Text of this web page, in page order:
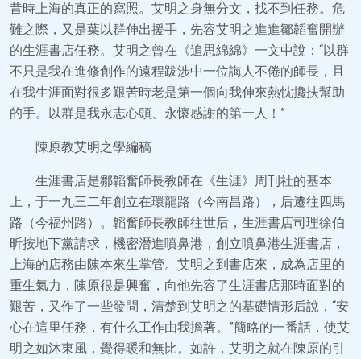
昔時上海的真正的寫照。艾明之身無分文，找不到任務。危
難之際，又是葉以群伸出援手，先容艾明之進進鄒韜奮開辦
的生涯書店任務。艾明之曾在《追思綿綿》一文中說：“以群
不只是我在進修創作的遠程跋涉中一位誨人不倦的師長，且
在我生涯面對很多艱苦時老是第一個向我伸來熱忱攙扶幫助
的手。以群是我永志心頭、永懷感謝的第一人！”
陳原教艾明之學編稿
生涯書店是鄒韜奮師長教師在《生涯》周刊社的基本
上，于一九三二年創立在環龍路（今南昌路），后遷往四馬
路（今福州路）。韜奮師長教師往世后，生涯書店司理徐伯
昕按地下黨請求，機密潛進噴鼻港，創立噴鼻港生涯書店，
上海的店務由陳本來生掌管。艾明之到書店來，成為店里的
重生氣力，陳原很是興奮，向他先容了生涯書店那時面對的
艱苦，又作了一些發問，清楚到艾明之的基礎情形后說，“安
心在這里任務，有什么工作由我擔著。”簡略的一番話，使艾
明之如沐東風，覺得暖和無比。如許，艾明之就在陳原的引